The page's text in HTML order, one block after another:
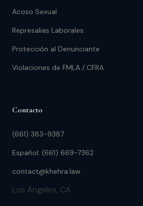
Acoso Sexual
Represalias Laborales
Protección al Denunciante
Violaciones de FMLA / CFRA
Contacto
(661) 383-9387
Español: (661) 669-7362
contact@khehra.law
Los Angeles, CA